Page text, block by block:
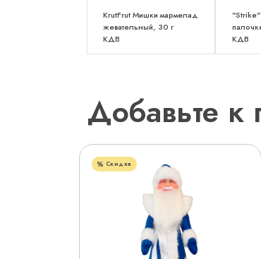
KrutFrut Мишки мармелад
жевательный, 30 г
КДВ
КДВ
Добавьте к
Скидка